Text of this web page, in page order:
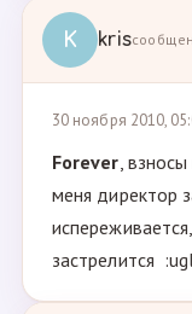
K kris
30 ноября 2010,
Forever,
меня директор
застрелится